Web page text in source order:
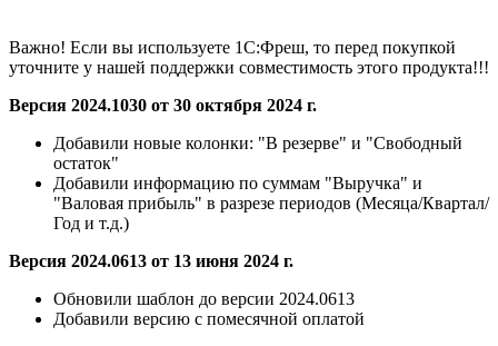
Важно! Если вы используете 1С:Фреш, то перед покупкой
уточните у нашей поддержки совместимость этого продукта!!!
Версия 2024.1030 от 30 октября 2024 г.
Добавили новые колонки: "В резерве" и "Свободный
остаток"
Добавили информацию по суммам "Выручка" и
"Валовая прибыль" в разрезе периодов (Месяца/Квартал/
Год и т.д.)
Версия 2024.0613 от 13 июня 2024 г.
Обновили шаблон до версии 2024.0613
Добавили версию с помесячной оплатой